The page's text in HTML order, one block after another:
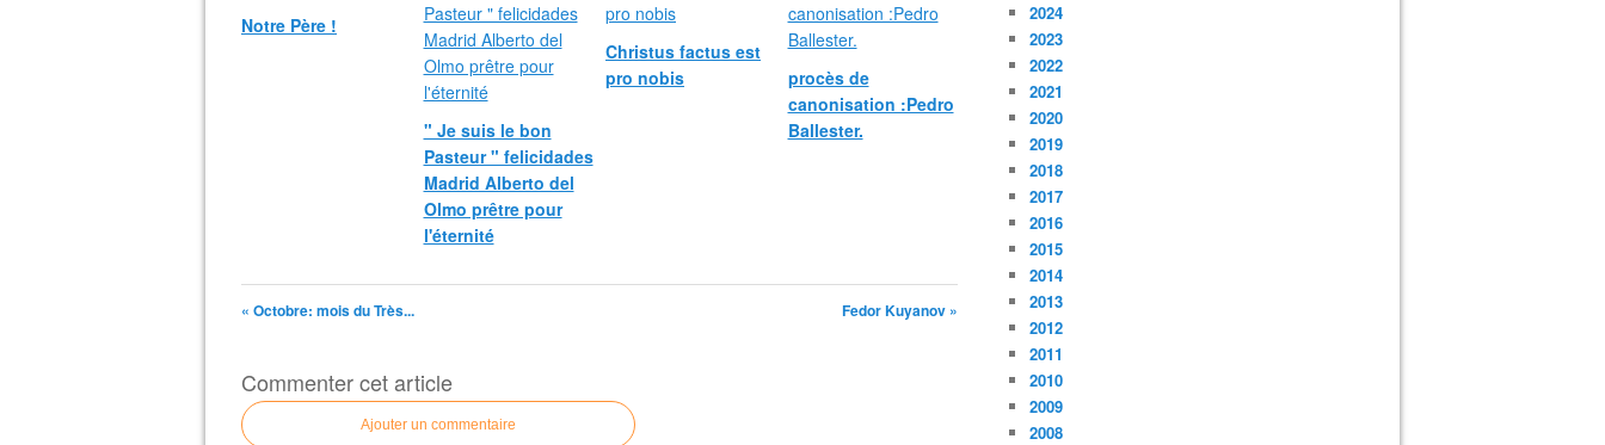
Notre Père !
" Je suis le bon
Pasteur " felicidades
Madrid Alberto del
Olmo prêtre pour
l'éternité
Christus factus est
pro nobis
procès de
canonisation :Pedro
Ballester.
« Octobre: mois du Très... Fedor Kuyanov »
Commenter cet article
Ajouter un commentaire
2024
2023
2022
2021
2020
2019
2018
2017
2016
2015
2014
2013
2012
2011
2010
2009
2008